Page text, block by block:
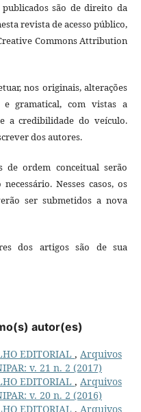
são de direito da
revista de acesso público,
Commons Attribution
nos originais, alterações
gramatical, com vistas a
a credibilidade do veículo.
dos autores.
de ordem conceitual serão
Nesses casos, os
ser submetidos a nova
dos artigos são de sua
autor(es)
EDITORIAL , Arquivos
v. 21 n. 2 (2017)
EDITORIAL , Arquivos
v. 20 n. 2 (2016)
EDITORIAL , Arquivos